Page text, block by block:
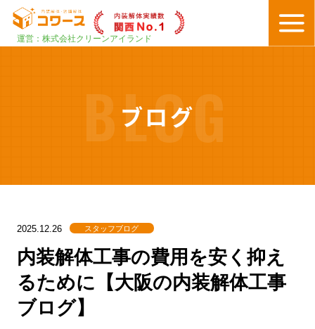
運営：株式会社クリーンアイランド
BLOG
ブログ
2025.12.26 スタッフブログ
内装解体工事の費用を安く抑え
るために【大阪の内装解体工事
ブログ】